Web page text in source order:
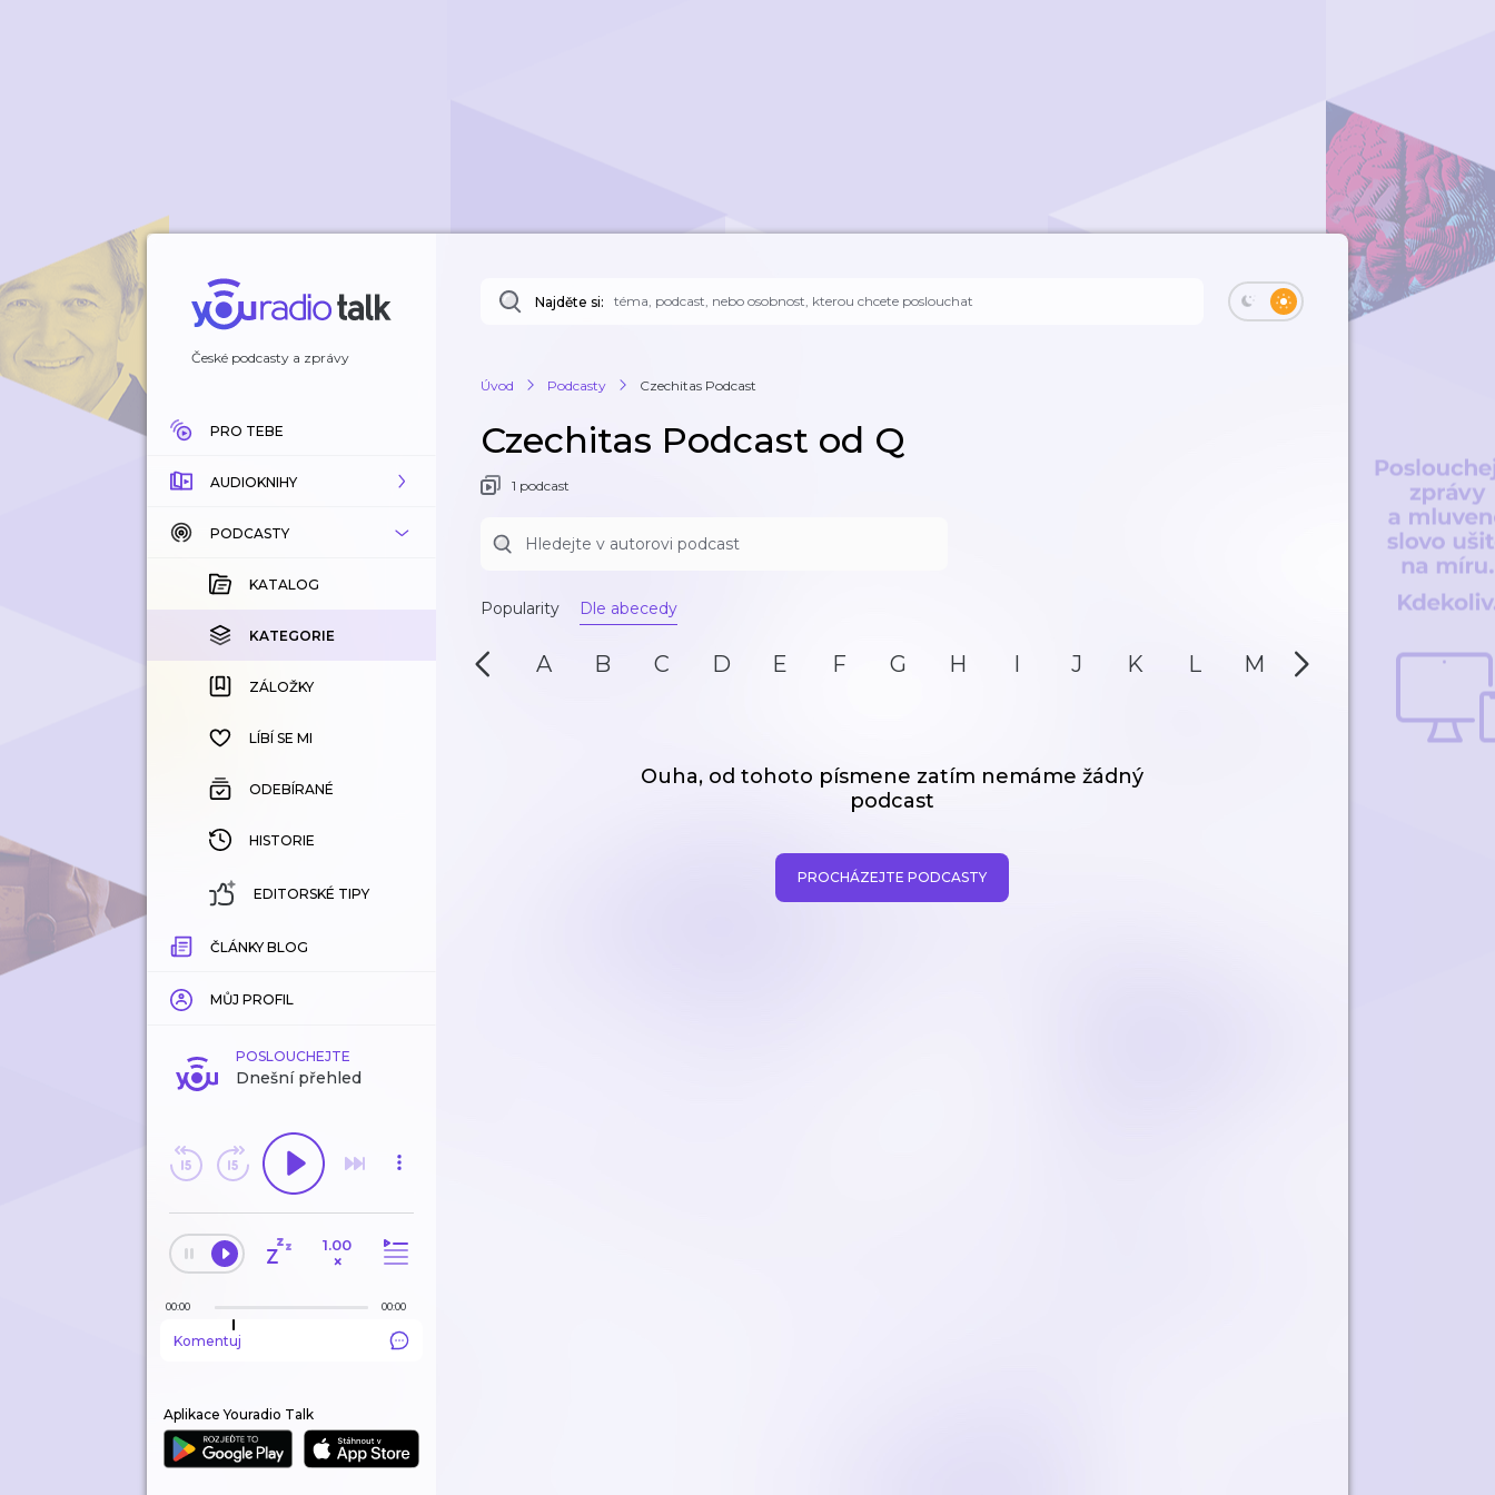
České podcasty a zprávy
PRO TEBE
AUDIOKNIHY
KATALOG
KOUPENÉ
KATEGORIE
ZÁLOŽKY
HISTORIE
PODCASTY
KATALOG
KATEGORIE
ZÁLOŽKY
LÍBÍ SE MI
ODEBÍRANÉ
HISTORIE
EDITORSKÉ TIPY
ČLÁNKY BLOG
MŮJ PROFIL
POSLOUCHEJTE
Dnešní přehled
1.00
×
00:00 00:00
Komentuj
Aplikace Youradio Talk
Najděte si:
Úvod Podcasty Czechitas Podcast
Czechitas Podcast od Q
1 podcast
Popularity Dle abecedy
A B C D E F G H I J K L M N P
Ouha, od tohoto písmene zatím nemáme žádný
podcast
PROCHÁZEJTE PODCASTY